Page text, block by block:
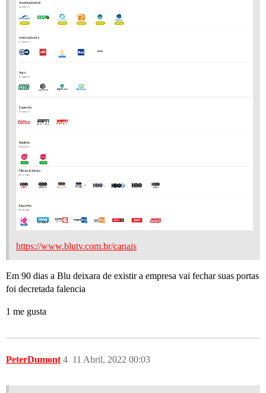
https://www.blutv.com.br/canais
Em 90 dias a Blu deixara de existir a empresa vai fechar suas portas
foi decretada falencia
1 me gusta
PeterDumont 11 Abril, 2022 00:03
4